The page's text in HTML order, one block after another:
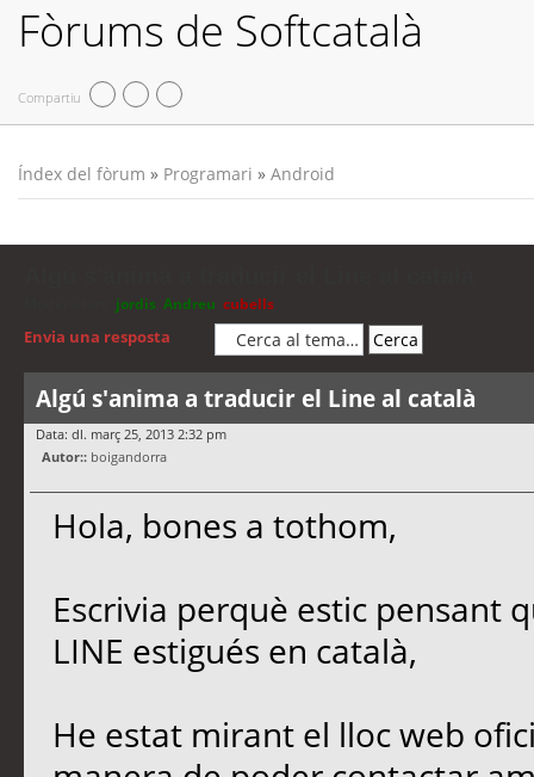
Fòrums de Softcatalà
Compartiu
Índex del fòrum » Programari » Android
jordis Andreu cubells
Envia una resposta
Algú s'anima a traducir el Line al català
Data: dl. març 25, 2013 2:32 pm
Autor:: boigandorra
Hola, bones a tothom,
Escrivia perquè estic pensant
LINE estigués en català,
He estat mirant el lloc web